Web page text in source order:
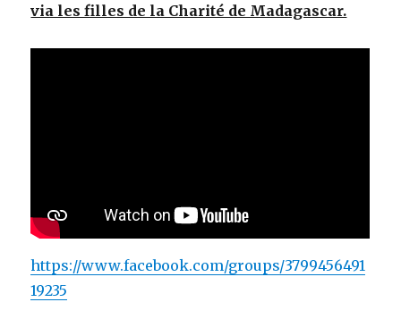
via les filles de la Charité de Madagascar.
https://www.facebook.com/groups/3799456491
19235